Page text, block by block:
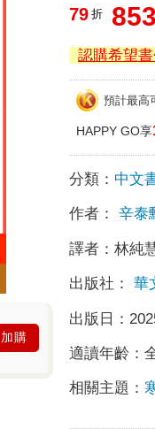
加購
79 折 853
認購希望
預計最高
HAPPY GO享
分類： 中文
作者： 辛泰
譯者：林純
出版社： 華
出版日：
適讀年齡：
相關主題：